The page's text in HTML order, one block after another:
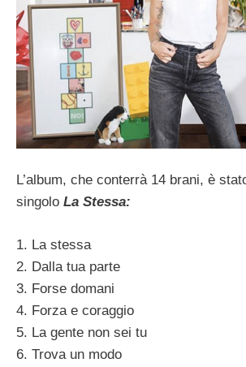
L’album, che conterrà 14 brani, è
singolo La Stessa:
1. La stessa
2. Dalla tua parte
3. Forse domani
4. Forza e coraggio
5. La gente non sei tu
6. Trova un modo